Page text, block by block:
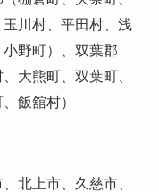
川村、平田村、浅
野町）、双葉郡
大熊町、双葉町、
飯舘村）
北上市、久慈市、